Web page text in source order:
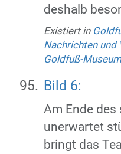
deshalb
Existiert in
Nachrichten und
Goldfuß-
Bild 6:
Am Ende des
unerwartet
bringt das